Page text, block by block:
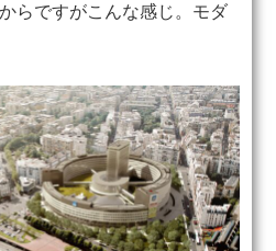
らですがこんな感じ。モダ